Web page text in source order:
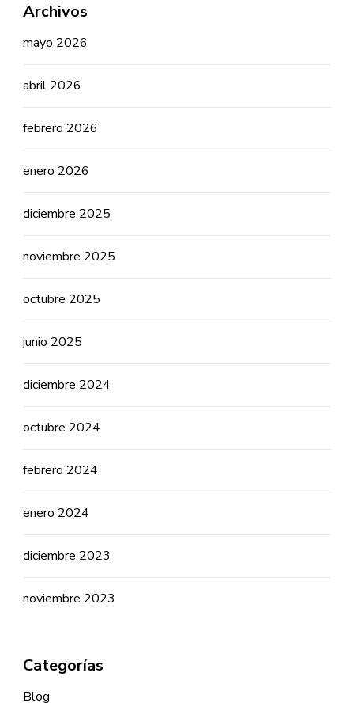
Archivos
mayo 2026
abril 2026
febrero 2026
enero 2026
diciembre 2025
noviembre 2025
octubre 2025
junio 2025
diciembre 2024
octubre 2024
febrero 2024
enero 2024
diciembre 2023
noviembre 2023
Categorías
Blog